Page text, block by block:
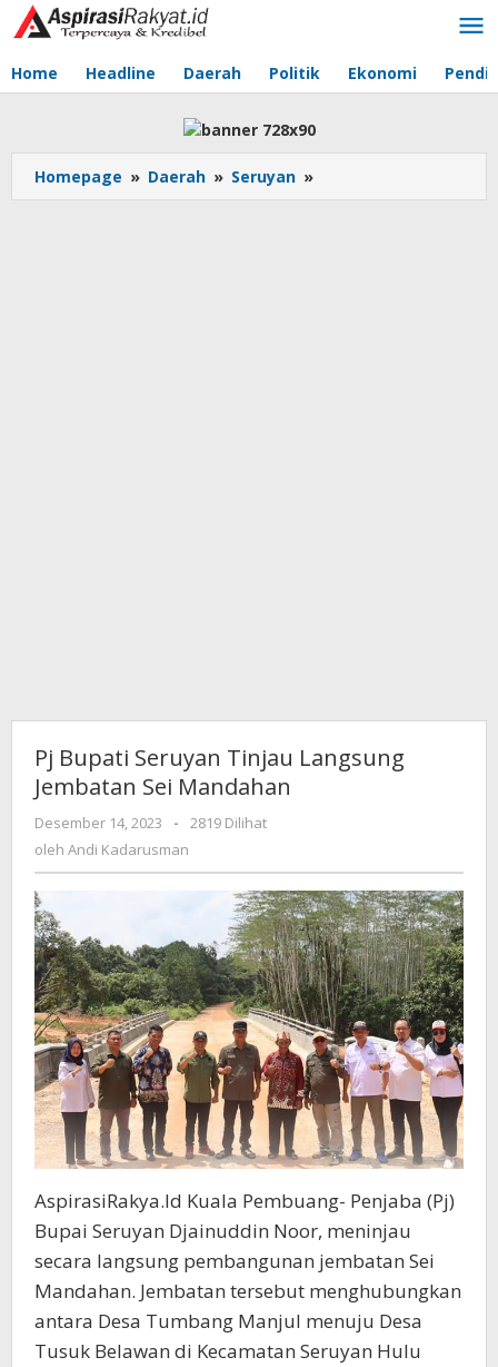
Lewati
ke
Home Headline Daerah Politik Ekonomi
Homepage » Daerah » Seruyan »
Bupati
Pj Bupati Seruyan Tinjau Langsung
Jembatan Sei Mandahan
Desember 14, 2023
oleh
Andi
-
2819 Dilihat
oleh Andi Kadarusman
AspirasiRakya.Id Kuala Pembuang- Penjaba (Pj)
Bupai Seruyan Djainuddin Noor, meninjau
secara langsung pembangunan jembatan Sei
Mandahan. Jembatan tersebut menghubungkan
antara Desa Tumbang Manjul menuju Desa
Tusuk Belawan di Kecamatan Seruyan Hulu